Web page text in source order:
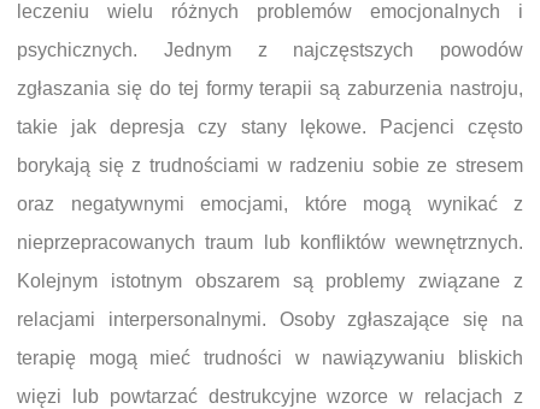
leczeniu wielu różnych problemów emocjonalnych i
psychicznych. Jednym z najczęstszych powodów
zgłaszania się do tej formy terapii są zaburzenia nastroju,
takie jak depresja czy stany lękowe. Pacjenci często
borykają się z trudnościami w radzeniu sobie ze stresem
oraz negatywnymi emocjami, które mogą wynikać z
nieprzepracowanych traum lub konfliktów wewnętrznych.
Kolejnym istotnym obszarem są problemy związane z
relacjami interpersonalnymi. Osoby zgłaszające się na
terapię mogą mieć trudności w nawiązywaniu bliskich
więzi lub powtarzać destrukcyjne wzorce w relacjach z